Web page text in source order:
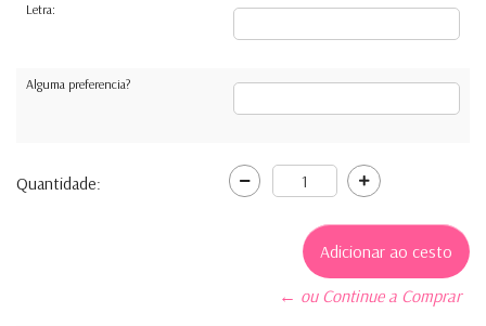
Letra:
Alguma preferencia?
Quantidade:
← ou Continue a Comprar